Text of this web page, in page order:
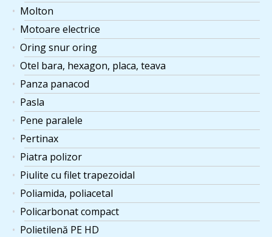
Molton
Motoare electrice
Oring snur oring
Otel bara, hexagon, placa, teava
Panza panacod
Pasla
Pene paralele
Pertinax
Piatra polizor
Piulite cu filet trapezoidal
Poliamida, poliacetal
Policarbonat compact
Polietilenă PE HD